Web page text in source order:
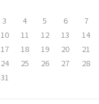
3 4 5 6 7
10 11 12 13 14
17 18 19 20 21
24 25 26 27 28
31